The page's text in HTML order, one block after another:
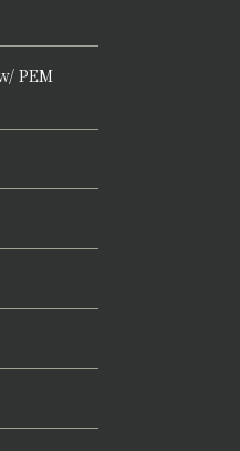
PEM